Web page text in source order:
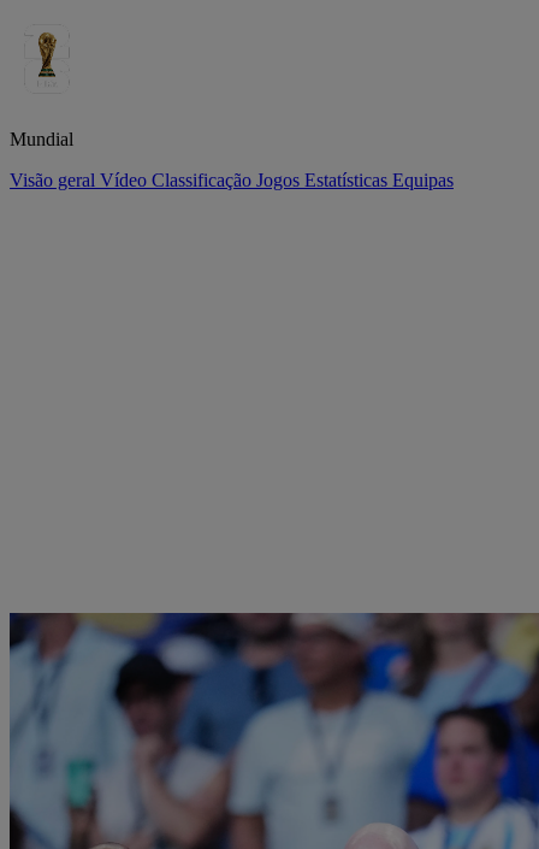
Mundial
Visão geral Vídeo Classificação Jogos Estatísticas Equipas